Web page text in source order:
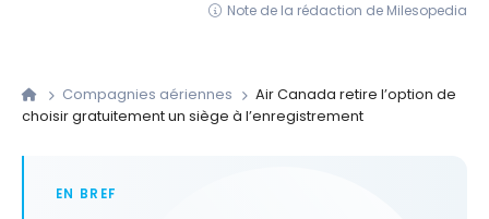
Note de la rédaction de Milesopedia
Compagnies aériennes
Air Canada retire l’option de
choisir gratuitement un siège à l’enregistrement
EN BREF